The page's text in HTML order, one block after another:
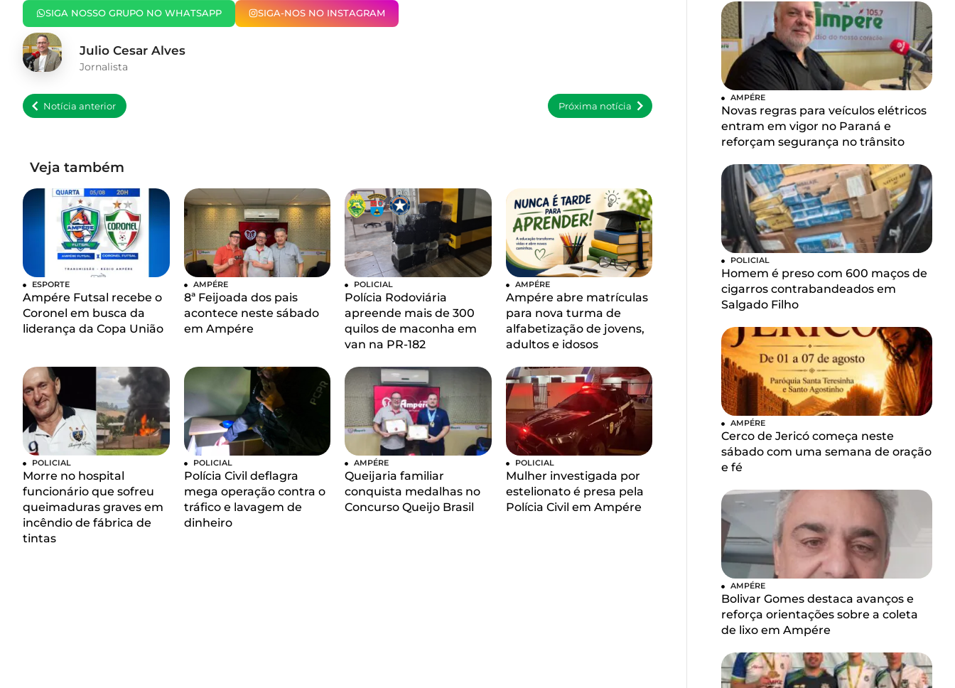
SIGA NOSSO GRUPO NO WHATSAPP SIGA-NOS NO INSTAGRAM
Julio Cesar Alves
Jornalista
Notícia anterior Próxima notícia
Veja também
ESPORTE
Ampére Futsal recebe o
Coronel em busca da
liderança da Copa União
AMPÉRE
8ª Feijoada dos pais
acontece neste sábado
em Ampére
POLICIAL
Polícia Rodoviária
apreende mais de 300
quilos de maconha em
van na PR-182
AMPÉRE
Ampére abre matrículas
para nova turma de
alfabetização de jovens,
adultos e idosos
POLICIAL
Morre no hospital
funcionário que sofreu
queimaduras graves em
incêndio de fábrica de
tintas
POLICIAL
Polícia Civil deflagra
mega operação contra o
tráfico e lavagem de
dinheiro
AMPÉRE
Queijaria familiar
conquista medalhas no
Concurso Queijo Brasil
POLICIAL
Mulher investigada por
estelionato é presa pela
Polícia Civil em Ampére
AMPÉRE
Novas regras para veículos elétricos
entram em vigor no Paraná e
reforçam segurança no trânsito
POLICIAL
Homem é preso com 600 maços de
cigarros contrabandeados em
Salgado Filho
AMPÉRE
Cerco de Jericó começa neste
sábado com uma semana de oração
e fé
AMPÉRE
Bolivar Gomes destaca avanços e
reforça orientações sobre a coleta
de lixo em Ampére